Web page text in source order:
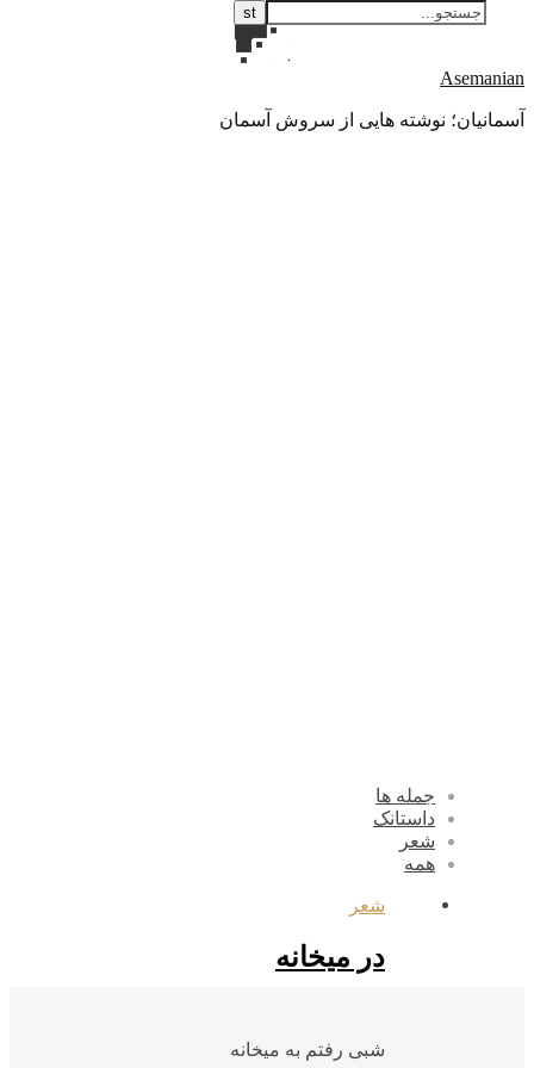
Asemanian
آسمانیان؛ نوشته هایی از سروش آسمان
جمله ها
داستانک
شعر
همه
شعر
در میخانه
شبی رفتم به میخانه